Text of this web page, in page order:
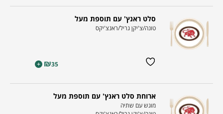
סלט ראנץ' עם תוספת מעל
טונה/צ'יקן גריל/ראנצ'יקס
₪35
+
ארוחת סלט ראנץ' עם תוספת מעל
מוגש עם שתיה